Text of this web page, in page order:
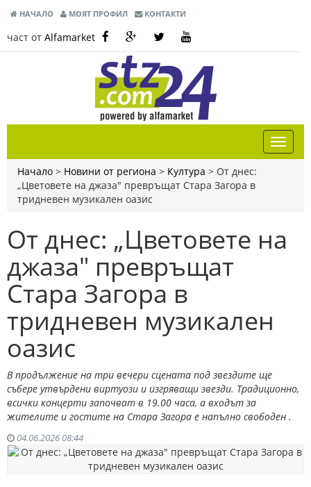
НАЧАЛО МОЯТ ПРОФИЛ КОНТАКТИ
част от Alfamarket
Начало > Новини от региона > Култура > От днес:
„Цветовете на джаза" превръщат Стара Загора в
тридневен музикален оазис
От днес: „Цветовете на
джаза" превръщат
Стара Загора в
тридневен музикален
оазис
В продължение на три вечери сцената под звездите ще
събере утвърдени виртуози и изгряващи звезди. Традиционно,
всички концерти започват в 19.00 часа, а входът за
жителите и гостите на Стара Загора е напълно свободен .
04.06.2026 08:44